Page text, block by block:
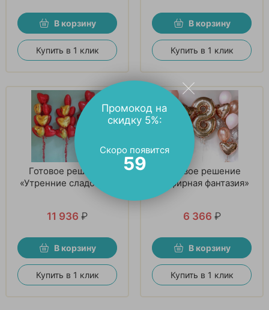
В корзину
Купить в 1 клик
В корзину
Купить в 1 клик
Готовое решение
«Утренние сладости»
11 936 ₽
В корзину
Купить в 1 клик
Готовое решение
«Зефирная фантазия»
6 366 ₽
В корзину
Купить в 1 клик
Промокод на
скидку 5%:
Скоро появится
58